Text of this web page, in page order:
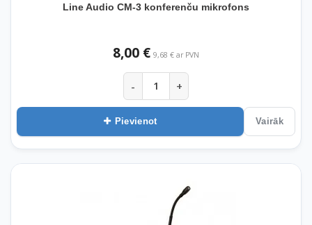
Line Audio CM-3 konferenču mikrofons
8,00 € 9,68 € ar PVN
- +
Pievienot Vairāk